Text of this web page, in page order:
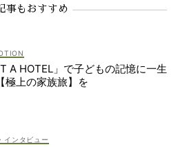
事もおすすめ
A HOTEL」で子どもの記憶に一生
極上の家族旅】を
インタビュー